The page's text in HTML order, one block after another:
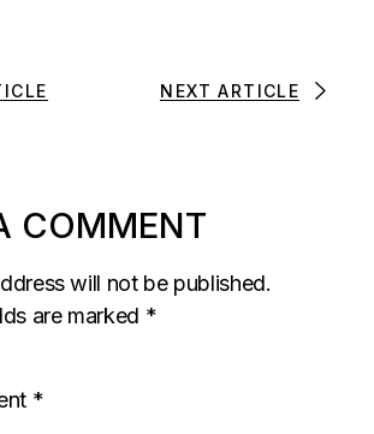
NEXT ARTICLE
COMMENT
will not be published.
are marked *